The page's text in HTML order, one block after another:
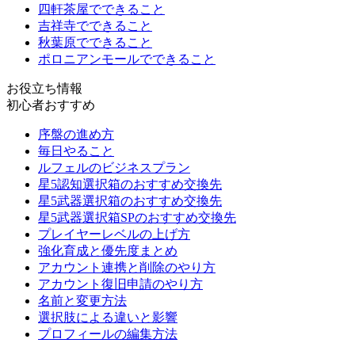
四軒茶屋でできること
吉祥寺でできること
秋葉原でできること
ポロニアンモールでできること
お役立ち情報
初心者おすすめ
序盤の進め方
毎日やること
ルフェルのビジネスプラン
星5認知選択箱のおすすめ交換先
星5武器選択箱のおすすめ交換先
星5武器選択箱SPのおすすめ交換先
プレイヤーレベルの上げ方
強化育成と優先度まとめ
アカウント連携と削除のやり方
アカウント復旧申請のやり方
名前と変更方法
選択肢による違いと影響
プロフィールの編集方法